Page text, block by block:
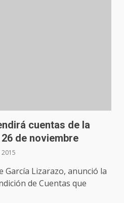
cuentas de la
de noviembre
García Lizarazo, anunció la
de Cuentas que